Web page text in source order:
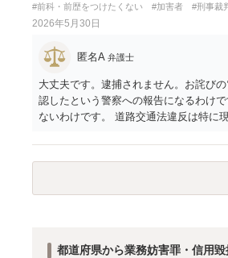
#前科・前歴をつけたくない #加害者 #刑事裁
2026年5月30日
匿名A 弁護士
大丈夫です。逮捕されません。お詫び
認したという警察への報告になるわけ
ないわけです。 道路交通法違反は特に
柄で防犯カメラがあまりない場所です
ビデオ撮影して、通報すると良いかと
都道府県から業務妨害罪・信用